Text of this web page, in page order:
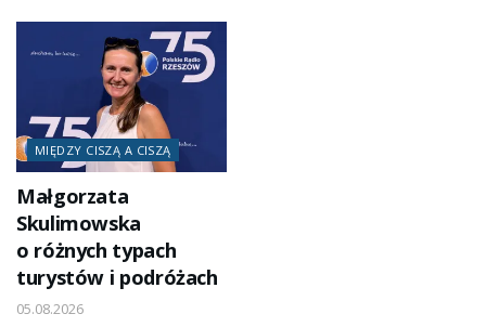
MIĘDZY CISZĄ A CISZĄ
Małgorzata
Skulimowska
o różnych typach
turystów i podróżach
05.08.2026